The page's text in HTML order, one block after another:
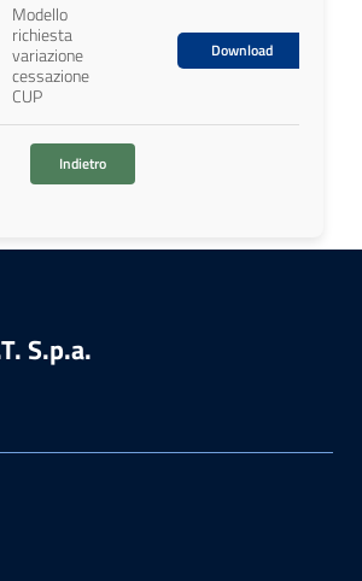
Modello
richiesta
variazione
cessazione
CUP
Download
Indietro
S.p.a.